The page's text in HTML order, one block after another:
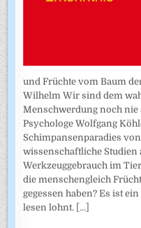
und Früchte vom Baum
Wilhelm Wir sind dem
Menschwerdung noch nie
Psychologe Wolfgang
Schimpansenparadies
wissenschaftliche Studien
Werkzeuggebrauch im
die menschengleich
gegessen haben? Es ist
lesen lohnt. [...]